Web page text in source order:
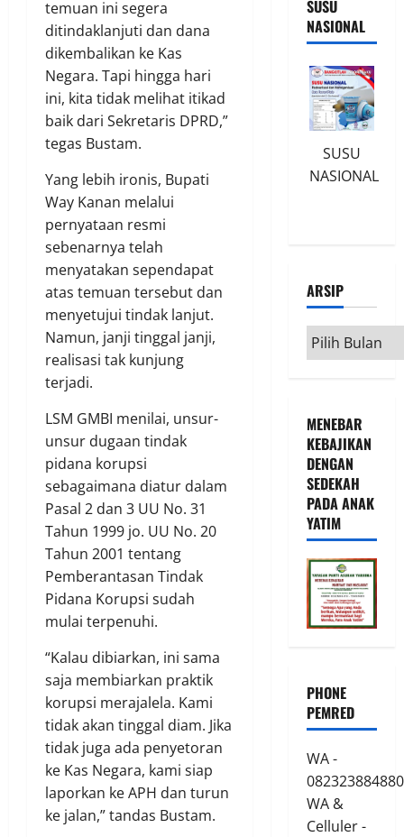
temuan ini segera
ditindaklanjuti dan dana
dikembalikan ke Kas
Negara. Tapi hingga hari
ini, kita tidak melihat itikad
baik dari Sekretaris DPRD,”
tegas Bustam.
Yang lebih ironis, Bupati
Way Kanan melalui
pernyataan resmi
sebenarnya telah
menyatakan sependapat
atas temuan tersebut dan
menyetujui tindak lanjut.
Namun, janji tinggal janji,
realisasi tak kunjung
terjadi.
LSM GMBI menilai, unsur-
unsur dugaan tindak
pidana korupsi
sebagaimana diatur dalam
Pasal 2 dan 3 UU No. 31
Tahun 1999 jo. UU No. 20
Tahun 2001 tentang
Pemberantasan Tindak
Pidana Korupsi sudah
mulai terpenuhi.
“Kalau dibiarkan, ini sama
saja membiarkan praktik
korupsi merajalela. Kami
tidak akan tinggal diam. Jika
tidak juga ada penyetoran
ke Kas Negara, kami siap
laporkan ke APH dan turun
ke jalan,” tandas Bustam.
SUSU
NASIONAL
SUSU
NASIONAL
ARSIP
Arsip
MENEBAR
KEBAJIKAN
DENGAN
SEDEKAH
PADA ANAK
YATIM
PHONE
PEMRED
WA -
082323884880
WA &
Celluler -